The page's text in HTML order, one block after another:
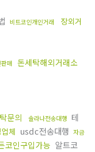
비트코인개인거래
장외거
매 돈세탁해외거래소
문의 솔라나전송대행 테
체 usdc전송대행 자금
코인구입가능 알트코